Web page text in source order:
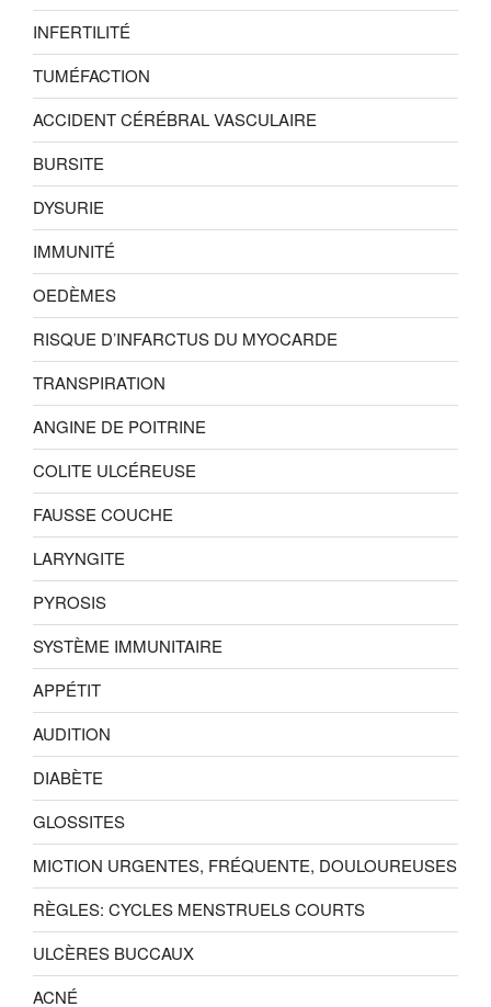
INFERTILITÉ
TUMÉFACTION
ACCIDENT CÉRÉBRAL VASCULAIRE
BURSITE
DYSURIE
IMMUNITÉ
OEDÈMES
RISQUE D’INFARCTUS DU MYOCARDE
TRANSPIRATION
ANGINE DE POITRINE
COLITE ULCÉREUSE
FAUSSE COUCHE
LARYNGITE
PYROSIS
SYSTÈME IMMUNITAIRE
APPÉTIT
AUDITION
DIABÈTE
GLOSSITES
MICTION URGENTES, FRÉQUENTE, DOULOUREUSES
RÈGLES: CYCLES MENSTRUELS COURTS
ULCÈRES BUCCAUX
ACNÉ